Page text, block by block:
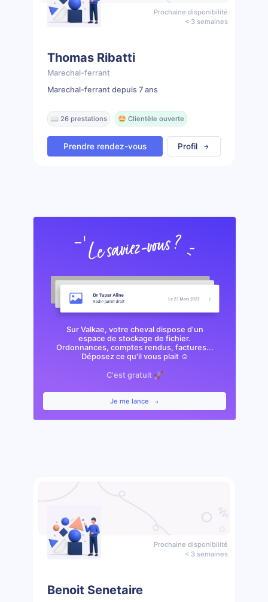
Prochaine disponibilité
< 3 semaines
Thomas Ribatti
Marechal-ferrant
Marechal-ferrant depuis 7 ans
📖 26 prestations 🤩 Clientèle ouverte
Prendre rendez-vous Profil
Sur Valkae, votre cheval dispose d'un
espace de stockage de fichier.
Ordonnances, comptes rendus, factures...
Déposez ce qu'il vous plait ☺️
C'est gratuit 🚀
Je me lance
Prochaine disponibilité
< 3 semaines
Benoit Senetaire